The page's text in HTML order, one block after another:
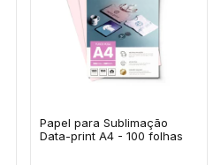
Papel para Sublimação
Data-print A4 - 100 folhas